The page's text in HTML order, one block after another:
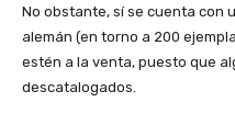
No obstante, sí se cuenta con
alemán (en torno a 200
estén a la venta, puesto que
descatalogados.